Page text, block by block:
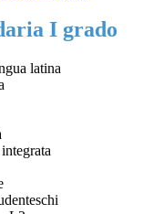
I grado
latina